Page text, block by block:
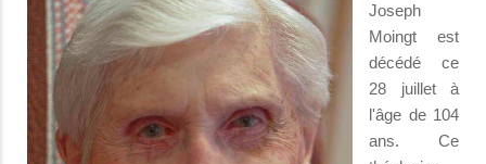
Joseph
Moingt est
décédé ce
28 juillet à
l'âge de 104
ans. Ce